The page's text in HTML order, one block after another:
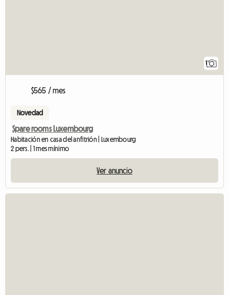
1
$565 / mes
Novedad
Spare rooms Luxembourg
Habitación en casa del anfitrión | Luxembourg
2 pers. | 1 mes mínimo
Ver anuncio